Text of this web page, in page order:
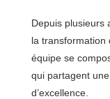
Depuis plusieurs
la transformation
équipe se
qui partagent
d’excellence.